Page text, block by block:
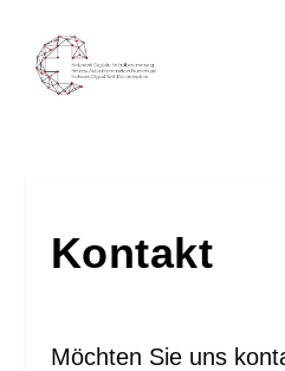
Kontakt
Möchten Sie uns